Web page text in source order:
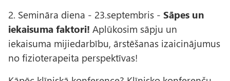
2. Semināra diena - 23.septembris - Sāpes un
iekaisuma faktori! Aplūkosim sāpju un
iekaisuma mijiedarbību, ārstēšanas izaicinājumus
no fizioterapeita perspektīvas!